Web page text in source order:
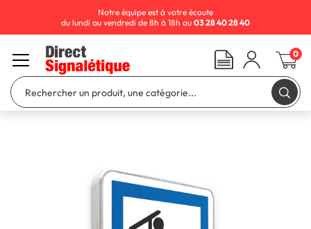
Notre équipe est à votre écoute
du lundi au vendredi de 8h à 18h au 03 28 40 28 40
0